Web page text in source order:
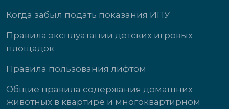
Когда забыл подать показания ИПУ
Правила эксплуатации детских игровых
площадок
Правила пользования лифтом
Общие правила содержания домашних
животных в квартире и многоквартирном